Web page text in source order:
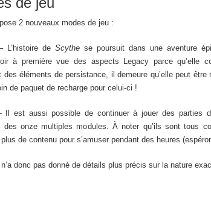
2 nouveaux modes de jeu :
L’histoire de Scythese poursuit dans une aventure
à première vue des aspects Legacy parce qu’elle
des éléments de persistance, il demeure qu’elle peut être
de paquet de recharge pour celui-ci !
Il est aussi possible de continuer à jouer des parties
des onze multiples modules. À noter qu’ils sont tous
de contenu pour s’amuser pendant des heures
n’a donc pas donné de détails plus précis sur la nature